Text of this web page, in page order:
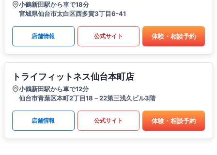
小鶴新田駅から車で18分
宮城県仙台市太白区西多賀3丁目6-41
店舗情報 公式サイト 体験・相談予約
トライフィットネス仙台本町店
小鶴新田駅から車で12分
仙台市青葉区本町2丁目18－22第三浅久ビル3階
店舗情報 公式サイト 体験・相談予約